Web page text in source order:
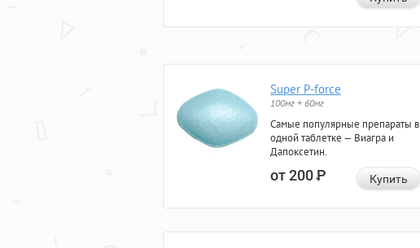
Super P-force
100мг + 60мг
Самые популярные препараты в
одной таблетке — Виагра и
Дапоксетин.
от 200Р Купить